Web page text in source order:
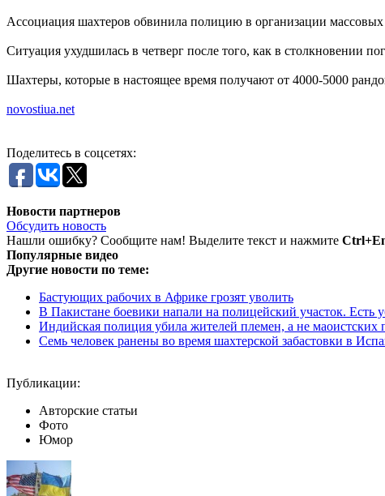
Ассоциация шахтеров обвинила полицию в организации
Ситуация ухудшилась в четверг после того, как в столкновении
Шахтеры, которые в настоящее время получают от 4000-5000
novostiua.net
Поделитесь в соцсетях:
Новости партнеров
Обсудить новость
Нашли ошибку? Сообщите нам! Выделите текст и нажмите
Популярные видео
Другие новости по теме:
Бастующих рабочих в Африке грозят уволить
В Пакистане боевики напали на полицейский участок. Есть
Индийская полиция убила жителей племен, а не маоистских
Семь человек ранены во время шахтерской забастовки в
Публикации:
Авторские статьи
Фото
Юмор